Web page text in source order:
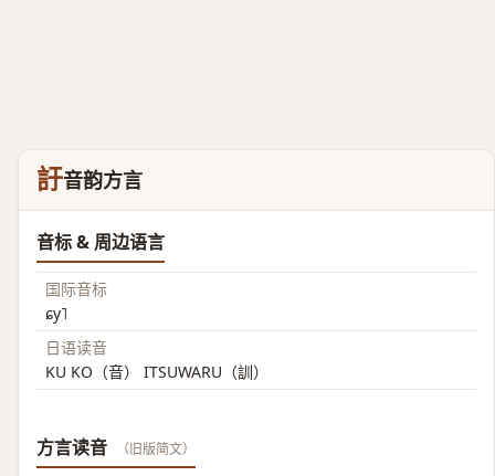
訏音韵方言
音标 & 周边语言
国际音标
ɕy˥
日语读音
KU KO（音） ITSUWARU（訓）
方言读音 （旧版简文）